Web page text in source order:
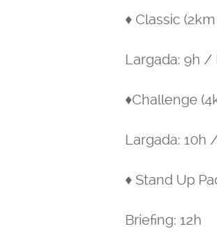
♦ Classic
Largada: 9h /
♦Challenge
Largada: 10h
♦ Stand Up
Briefing: 12h